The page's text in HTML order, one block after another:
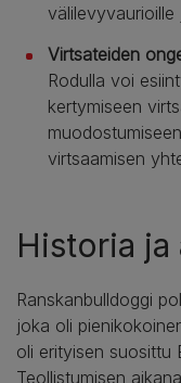
välilevyvaurioille
Virtsateiden
Rodulla voi
kertymiseen
virtsaamisen
Historia ja
Ranskanbulldoggi
joka oli
oli erityisen suosittu
Teollistumisen